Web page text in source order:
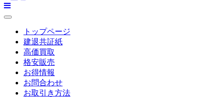
トップページ
建退共証紙
高価買取
格安販売
お得情報
お問合わせ
お取引き方法